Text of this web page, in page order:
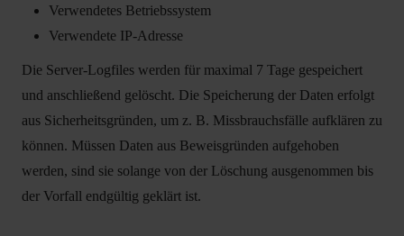
Verwendetes Betriebssystem
Verwendete IP-Adresse
Die Server-Logfiles werden für maximal 7 Tage gespeichert
und anschließend gelöscht. Die Speicherung der Daten erfolgt
aus Sicherheitsgründen, um z. B. Missbrauchsfälle aufklären zu
können. Müssen Daten aus Beweisgründen aufgehoben
werden, sind sie solange von der Löschung ausgenommen bis
der Vorfall endgültig geklärt ist.